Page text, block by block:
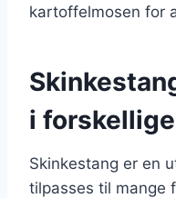
kartoffelmosen for
i
Skinkestang er en
tilpasses til mange